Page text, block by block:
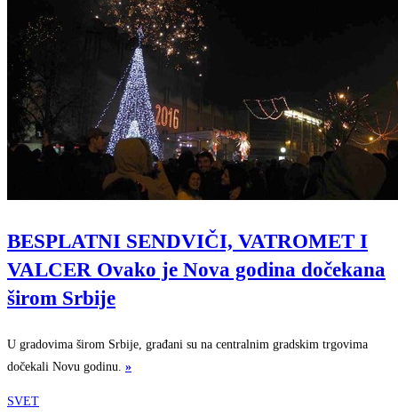
BESPLATNI SENDVIČI, VATROMET I
VALCER Ovako je Nova godina dočekana
širom Srbije
U gradovima širom Srbije, građani su na centralnim gradskim trgovima
dočekali Novu godinu. »
SVET